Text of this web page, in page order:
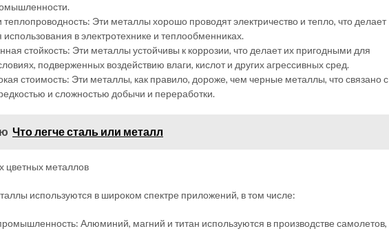
теплопроводность: Эти металлы хорошо проводят электричество и тепло, что делает
в электротехнике и теплообменниках.
стойкость: Эти металлы устойчивы к коррозии, что делает их пригодными для
подверженных воздействию влаги, кислот и других агрессивных сред.
стоимость: Эти металлы, как правило, дороже, чем черные металлы, что связано с
и сложностью добычи и переработки.
Что легче сталь или металл
цветных металлов
используются в широком спектре приложений, в том числе:
Алюминий, магний и титан используются в производстве самолетов,